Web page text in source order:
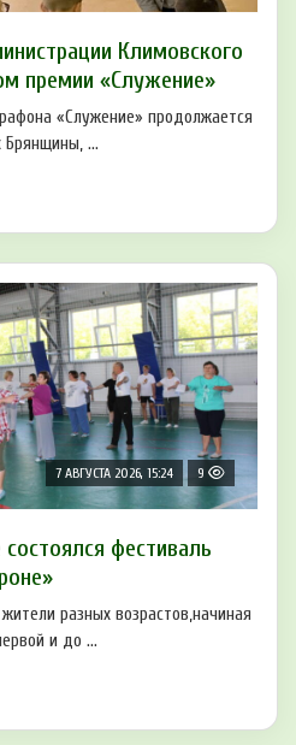
Климовского
премии «Служение»
«Служение» продолжается
Брянщины, ...
7 АВГУСТА 2026, 15:24 9
фестиваль
разных возрастов,начиная
и до ...